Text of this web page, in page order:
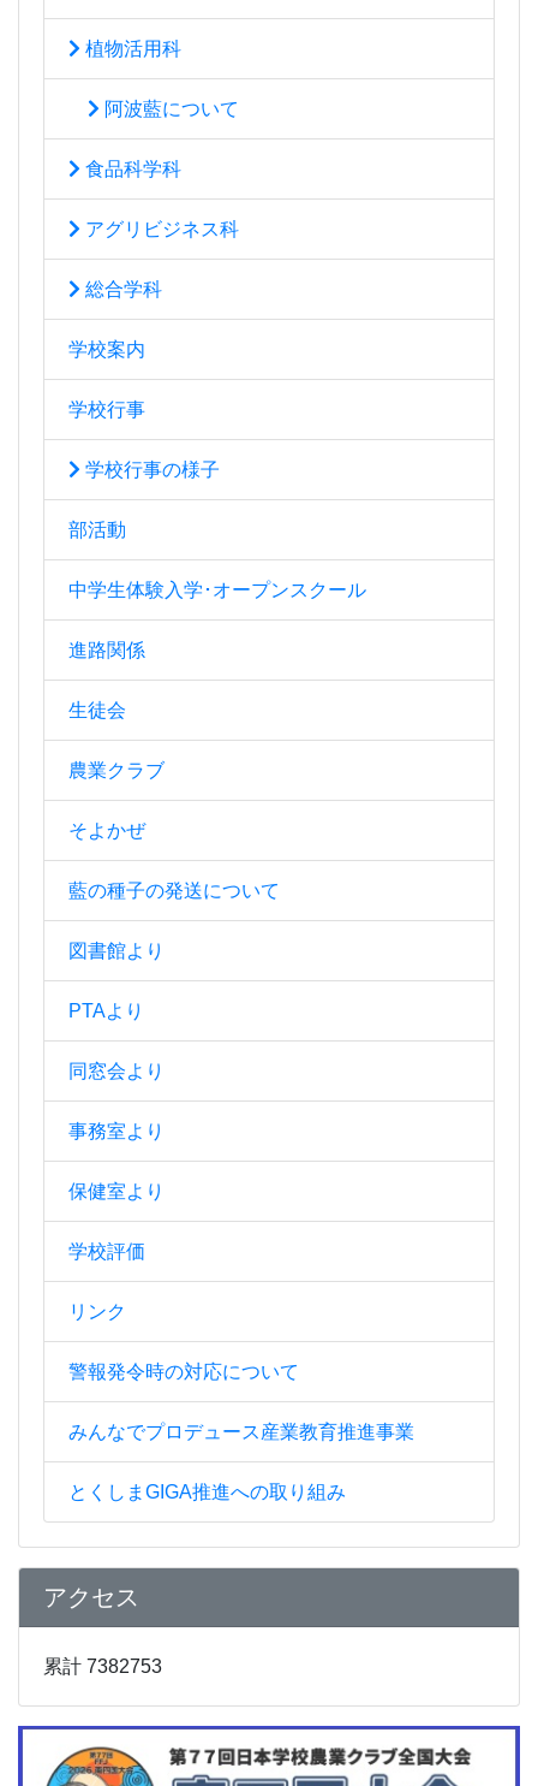
植物活用科
阿波藍について
食品科学科
アグリビジネス科
総合学科
学校案内
学校行事
学校行事の様子
部活動
中学生体験入学･オープンスクール
進路関係
生徒会
農業クラブ
そよかぜ
藍の種子の発送について
図書館より
PTAより
同窓会より
事務室より
保健室より
学校評価
リンク
警報発令時の対応について
みんなでプロデュース産業教育推進事業
とくしまGIGA推進への取り組み
アクセス
累計 7382753